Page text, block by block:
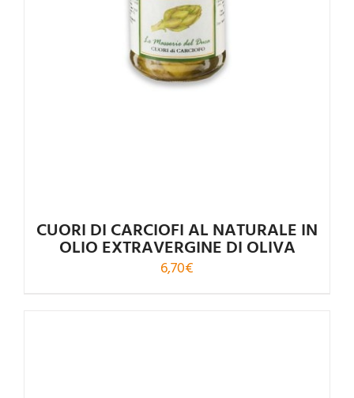
CUORI DI CARCIOFI AL NATURALE IN
OLIO EXTRAVERGINE DI OLIVA
6,70€